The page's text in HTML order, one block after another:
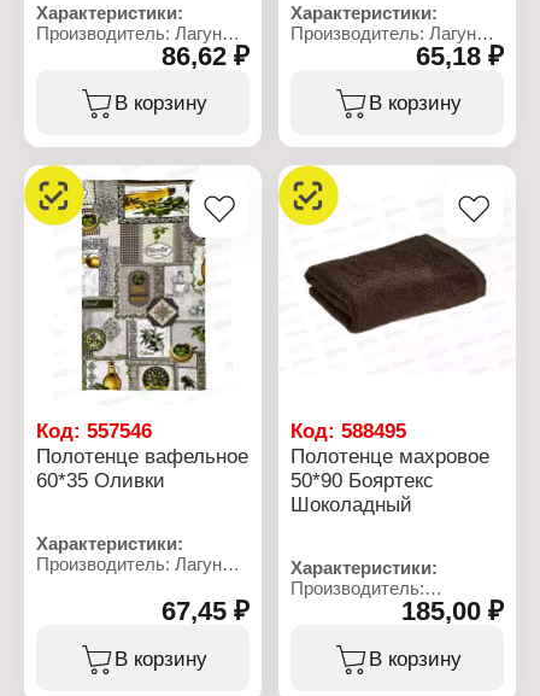
Характеристики:
Производитель: Лагуна
Тип товара: Полотенце
Модель: "Пионы"
Назначение: кухонное
Состав: 100% хлопок
Дизайн: в ассортименте
Плотность: 165 г/кв.м
86,62 ₽
В корзину
Характеристики:
Производитель: Лагуна
Тип товара: Полотенце
Модель: "Ромбы"
Материал: рогожка
Состав: 100% хлопок
Плотность: 160 г/кв.м
65,18 ₽
В корзину
Код: 557546
Полотенце вафельное
60*35 Оливки
Характеристики:
Производитель: Лагуна
Тип товара: Полотенце
Модель: "Оливки"
Вид: вафельное
Назначение: кухонное
67,45 ₽
В корзину
Код:588495
Полотенце махровое
50*90 Бояртекс
Шоколадный
Характеристики:
Производитель:
Тип товара: Полотенце
Вид ткани: махровое
Размер: 50х90 см
185,00 ₽
В корзину